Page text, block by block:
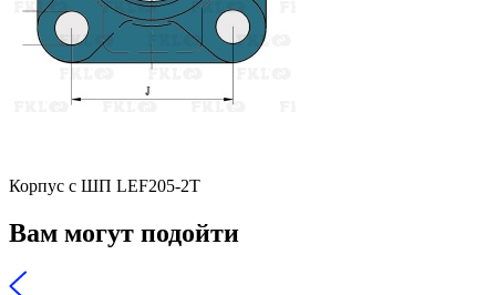
Корпус с ШП LEF205-2T
Вам могут подойти